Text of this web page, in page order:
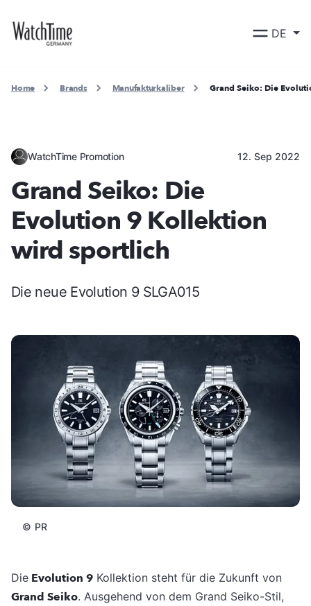
DE
Home Brands Manufakturkaliber Grand Seiko: Die
WatchTime Promotion 12. Sep 2022
Grand Seiko: Die
Evolution 9 Kollektion
wird sportlich
Die neue Evolution 9 SLGA015
© PR
Die Evolution 9 Kollektion steht für die Zukunft von
Grand Seiko. Ausgehend von dem Grand Seiko-Stil,